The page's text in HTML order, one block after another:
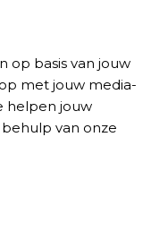
op basis van jouw
met jouw media-
helpen jouw
van onze